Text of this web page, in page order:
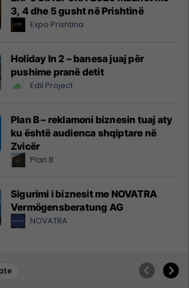
3, 4 dhe 5 gusht në Prishtinë
Expo Prishtina
Holiday In 2 – banesa juaj për
pushime pranë detit
Edil Project
Plan B – reklamoni biznesin tuaj aty
ku është audienca shqiptare në
Zvicër
Plan B
Sigurimi i biznesit me NOVATRA
Vermögensberatung AG
NOVATRA